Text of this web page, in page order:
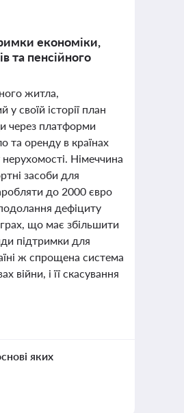
економіки,
та пенсійного
житла,
своїй історії план
через платформи
та оренду в країнах
Німеччина
засоби для
до 2000 євро
дефіциту
що має збільшити
підтримки для
ж спрощена система
і її скасування
яких